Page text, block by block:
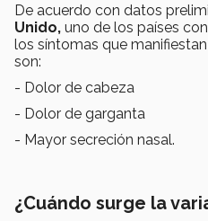
De acuerdo con datos
Unido, uno de los países
los síntomas que
son:
- Dolor de cabeza
- Dolor de garganta
- Mayor secreción nasal.
¿Cuándo surge la